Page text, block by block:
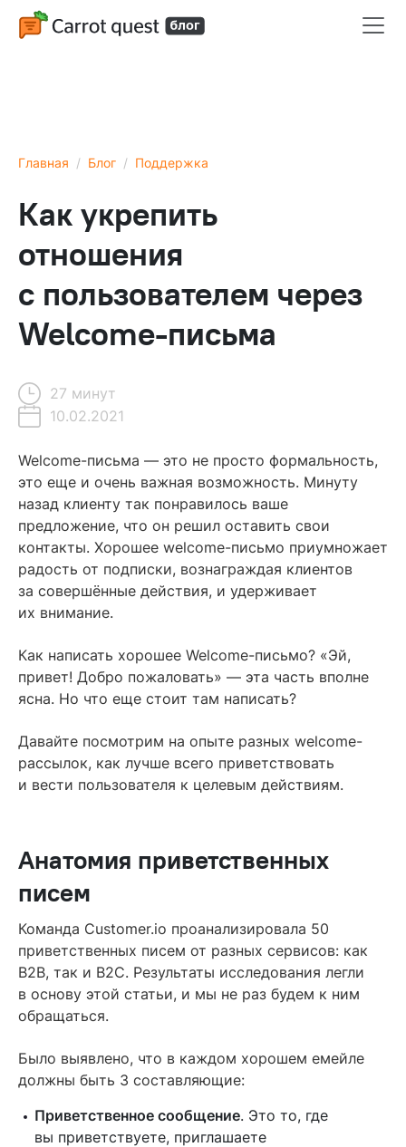
Главная Блог Поддержка
Как укрепить
отношения
с пользователем через
Welcome-письма
27 минут
10.02.2021
Содержание
Анатомия приветственных писем
Приветственный текст. Вовлекайте вашего пользователя
сразу (или потеряете его)
Оптимизируйте количество слов
Персонализируйте сообщение, чтобы повысить процент
Картинки: Используйте графику, чтобы помочь клиентам
понять ваш бренд
Присоединяйтесь к «синей» группе емейлов
Call-to-Action: Удачный момент избежать раннего оттока
Увеличьте конверсию в клики с помощью кнопки
Единственного рецепта не существует
Вам могут понравиться эти статьи
Читайте также
Welcome-письма — это не просто формальность,
это еще и очень важная возможность. Минуту
назад клиенту так понравилось ваше
предложение, что он решил оставить свои
контакты. Хорошее welcome-письмо приумножает
радость от подписки, вознаграждая клиентов
за совершённые действия, и удерживает
их внимание.
Как написать хорошее Welcome-письмо? «Эй,
привет! Добро пожаловать» — эта часть вполне
ясна. Но что еще стоит там написать?
Давайте посмотрим на опыте разных welcome-
рассылок, как лучше всего приветствовать
и вести пользователя к целевым действиям.
Анатомия приветственных
писем
Команда Customer.io проанализировала 50
приветственных писем от разных сервисов: как
B2B, так и B2C. Результаты исследования легли
в основу этой статьи, и мы не раз будем к ним
обращаться.
Было выявлено, что в каждом хорошем емейле
должны быть 3 составляющие:
Приветственное сообщение. Это то, где
вы приветствуете, приглашаете